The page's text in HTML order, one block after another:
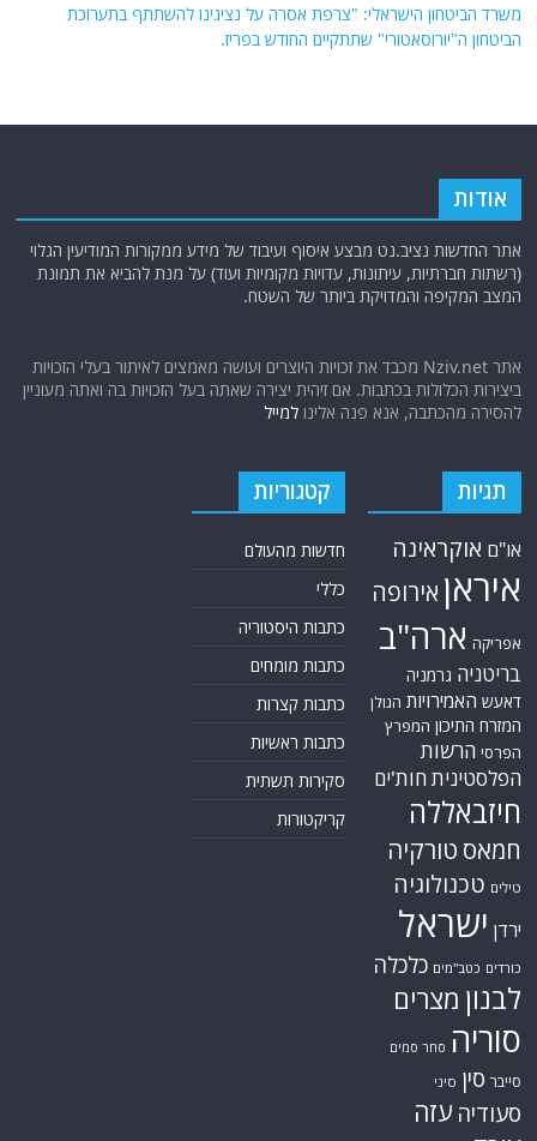
משרד הביטחון הישראלי: "צרפת אסרה על נציגינו להשתתף בתערוכת
הביטחון ה"יורוסאטורי" שתתקיים החודש בפריז.
אודות
אתר החדשות נציב.נט מבצע איסוף ועיבוד של מידע ממקורות המודיעין הגלוי
(רשתות חברתיות, עיתונות, עדויות מקומיות ועוד) על מנת להביא את תמונת
המצב המקיפה והמדויקת ביותר של השטח.
אתר Nziv.net מכבד את זכויות היוצרים ועושה מאמצים לאיתור בעלי הזכויות
ביצירות הכלולות בכתבות. אם זיהית יצירה שאתה בעל הזכויות בה ואתה מעוניין
להסירה מהכתבה, אנא פנה אלינולמייל
תגיות
או"ם אוקראינה
איראן אירופה
אפריקה ארה"ב
בריטניה גרמניה
דאעש האמירויות הגולן
המזרח התיכון המפרץ
הפרסי הרשות
הפלסטיניתחות'ים
חיזבאללה
חמאס טורקיה
טילים טכנולוגיה
ירדן ישראל
כורדים כטב"מים כלכלה
לבנון מצרים
סוריה סחר סמים
סייבר סין סיני
סעודיה עזה
קטגוריות
חדשות מהעולם
כללי
כתבות היסטוריה
כתבות מומחים
כתבות קצרות
כתבות ראשיות
סקירות תשתית
קריקטורות